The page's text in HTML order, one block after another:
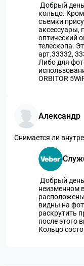
Добрый
кольцо.
съемки
аксессуары,
оптический
телескопа.
арт.33332,
Либо для
ORBITOR
Александр
Снимается ли
Добрый
неизменном
видны на
раскрутить
после этого
Кольцо